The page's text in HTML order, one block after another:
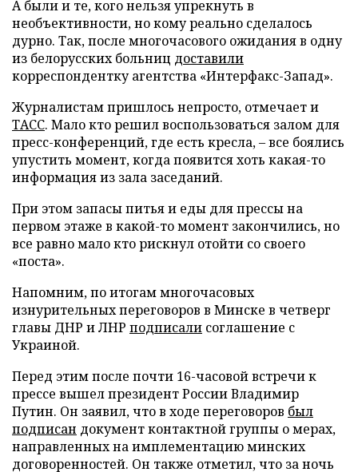
А были и те, кого нельзя упрекнуть в
необъективности, но кому реально сделалось
дурно. Так, после многочасового ожидания в одну
из белорусских больниц доставили
корреспондентку агентства «Интерфакс-Запад».
Журналистам пришлось непросто, отмечает и
ТАСС. Мало кто решил воспользоваться залом для
пресс-конференций, где есть кресла, – все боялись
упустить момент, когда появится хоть какая-то
информация из зала заседаний.
При этом запасы питья и еды для прессы на
первом этаже в какой-то момент закончились, но
все равно мало кто рискнул отойти со своего
«поста».
Напомним, по итогам многочасовых
изнурительных переговоров в Минске в четверг
главы ДНР и ЛНР подписали соглашение с
Украиной.
Перед этим после почти 16-часовой встречи к
прессе вышел президент России Владимир
Путин. Он заявил, что в ходе переговоров был
подписан документ контактной группы о мерах,
направленных на имплементацию минских
договоренностей. Он также отметил, что за ночь